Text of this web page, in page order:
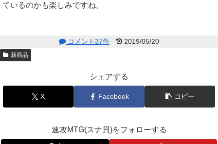
ているのかも楽しみですね。
コメント37件 2019/05/20
新商品
シェアする
X Facebook コピー
速攻MTG(スナ貝)をフォローする